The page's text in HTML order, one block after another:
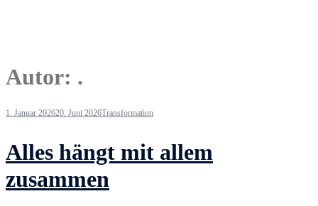
Autor: .
1. Januar 202620. Juni 2026Transformation
Alles hängt mit allem
zusammen